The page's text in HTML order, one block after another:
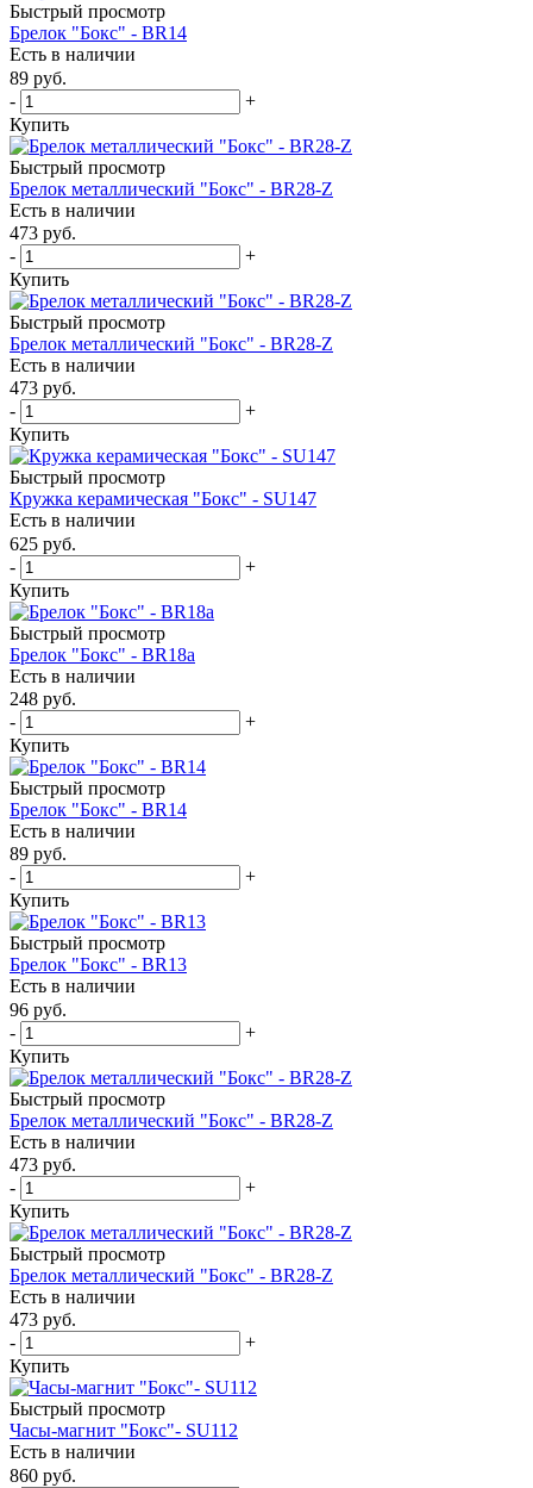
Быстрый просмотр
Брелок "Бокс" - BR14
Есть в наличии
89 руб.
-
+
Купить
Быстрый просмотр
Брелок металлический "Бокс" - BR28-Z
Есть в наличии
473 руб.
-
+
Купить
Быстрый просмотр
Брелок металлический "Бокс" - BR28-Z
Есть в наличии
473 руб.
-
+
Купить
Быстрый просмотр
Кружка керамическая "Бокс" - SU147
Есть в наличии
625 руб.
-
+
Купить
Быстрый просмотр
Брелок "Бокс" - BR18a
Есть в наличии
248 руб.
-
+
Купить
Быстрый просмотр
Брелок "Бокс" - BR14
Есть в наличии
89 руб.
-
+
Купить
Быстрый просмотр
Брелок "Бокс" - BR13
Есть в наличии
96 руб.
-
+
Купить
Быстрый просмотр
Брелок металлический "Бокс" - BR28-Z
Есть в наличии
473 руб.
-
+
Купить
Быстрый просмотр
Брелок металлический "Бокс" - BR28-Z
Есть в наличии
473 руб.
-
+
Купить
Быстрый просмотр
Часы-магнит "Бокс"- SU112
Есть в наличии
860 руб.